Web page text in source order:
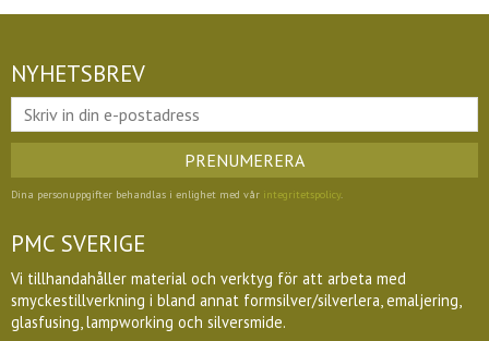
NYHETSBREV
PRENUMERERA
Dina personuppgifter behandlas i enlighet med vår integritetspolicy
PMC SVERIGE
Vi tillhandahåller material och verktyg för att arbeta med
smyckestillverkning i bland annat formsilver/silverlera, emaljering,
glasfusing, lampworking och silversmide.